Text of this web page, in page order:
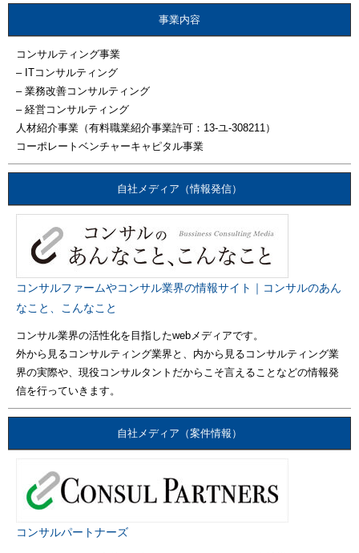
事業内容
コンサルティング事業
– ITコンサルティング
– 業務改善コンサルティング
– 経営コンサルティング
人材紹介事業（有料職業紹介事業許可：13-ユ-308211）
コーポレートベンチャーキャピタル事業
自社メディア（情報発信）
コンサルファームやコンサル業界の情報サイト｜コンサルのあん
なこと、こんなこと
コンサル業界の活性化を目指したwebメディアです。
外から見るコンサルティング業界と、内から見るコンサルティング業
界の実際や、現役コンサルタントだからこそ言えることなどの情報発
信を行っていきます。
自社メディア（案件情報）
コンサルパートナーズ